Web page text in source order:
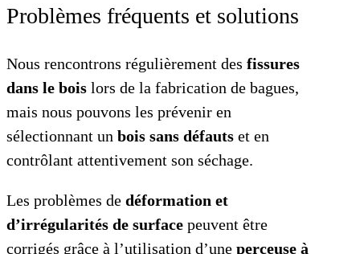
Problèmes fréquents et solutions
Nous rencontrons régulièrement des fissures
dans le bois lors de la fabrication de bagues,
mais nous pouvons les prévenir en
sélectionnant un bois sans défauts et en
contrôlant attentivement son séchage.
Les problèmes de déformation et
d’irrégularités de surface peuvent être
corrigés grâce à l’utilisation d’une perceuse à